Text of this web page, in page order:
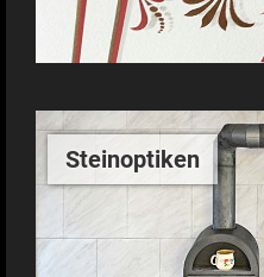
Steinoptiken